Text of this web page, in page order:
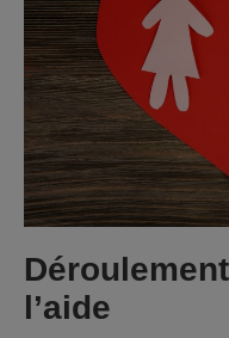
l’aide